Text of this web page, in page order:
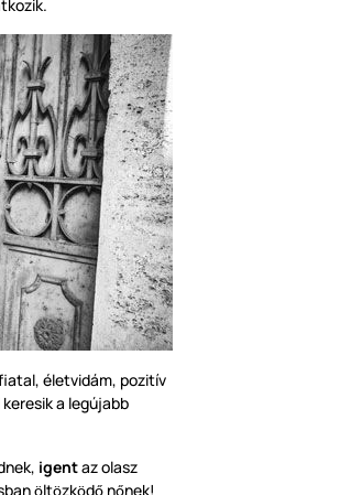
életvidám, pozitív
a legújabb
igentaz olasz
lt zk d n nek!